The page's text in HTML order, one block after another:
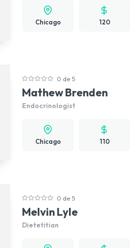
Chicago 120
0 de 5
Mathew Brenden
Endocrinologist
Chicago 110
0 de 5
Melvin Lyle
Dietetitian